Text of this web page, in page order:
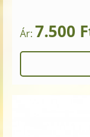
Ár: 7.500